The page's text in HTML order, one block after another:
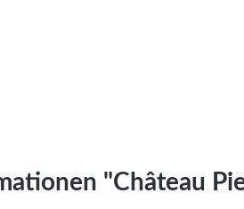
"Château